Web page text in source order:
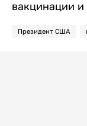
вакцинации
Президент США